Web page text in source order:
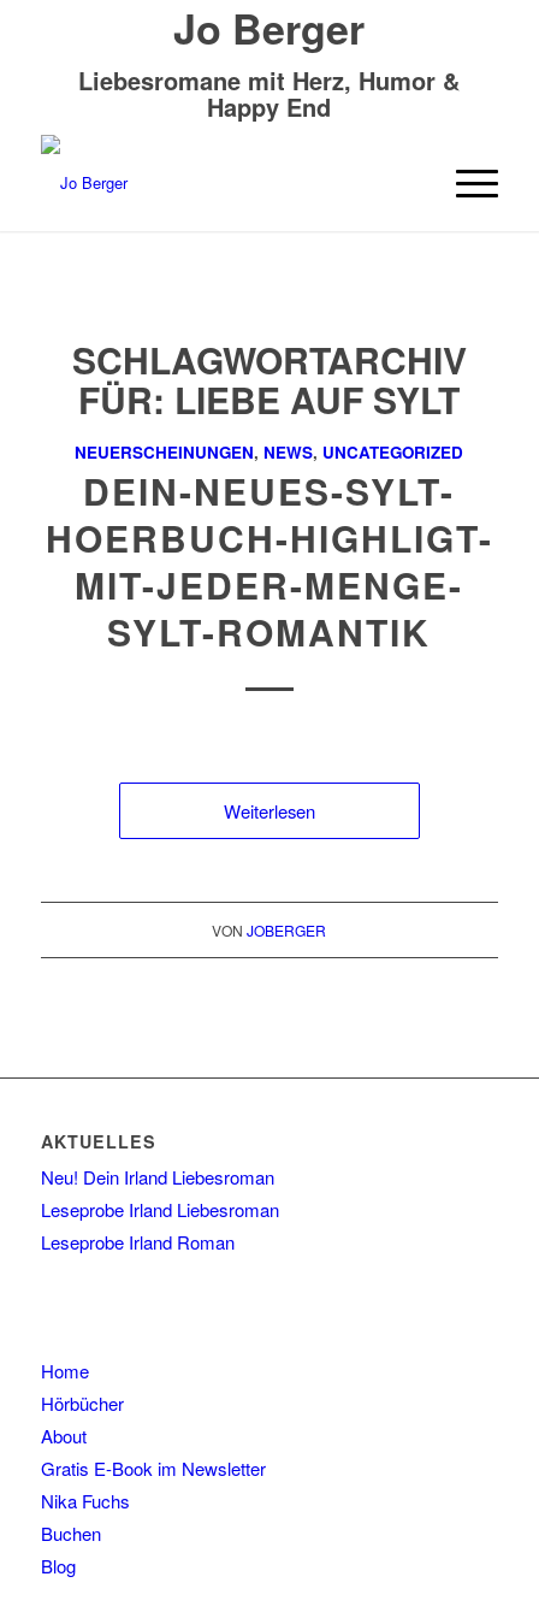
Jo Berger
Liebesromane mit Herz, Humor &
Happy End
SCHLAGWORTARCHIV
FÜR: LIEBE AUF SYLT
NEUERSCHEINUNGEN, NEWS, UNCATEGORIZED
DEIN-NEUES-SYLT-
HOERBUCH-HIGHLIGT-
MIT-JEDER-MENGE-
SYLT-ROMANTIK
Weiterlesen
VONJOBERGER
AKTUELLES
Neu! Dein Irland Liebesroman
Leseprobe Irland Liebesroman
Leseprobe Irland Roman
Home
Hörbücher
About
Gratis E-Book im Newsletter
Nika Fuchs
Buchen
Blog